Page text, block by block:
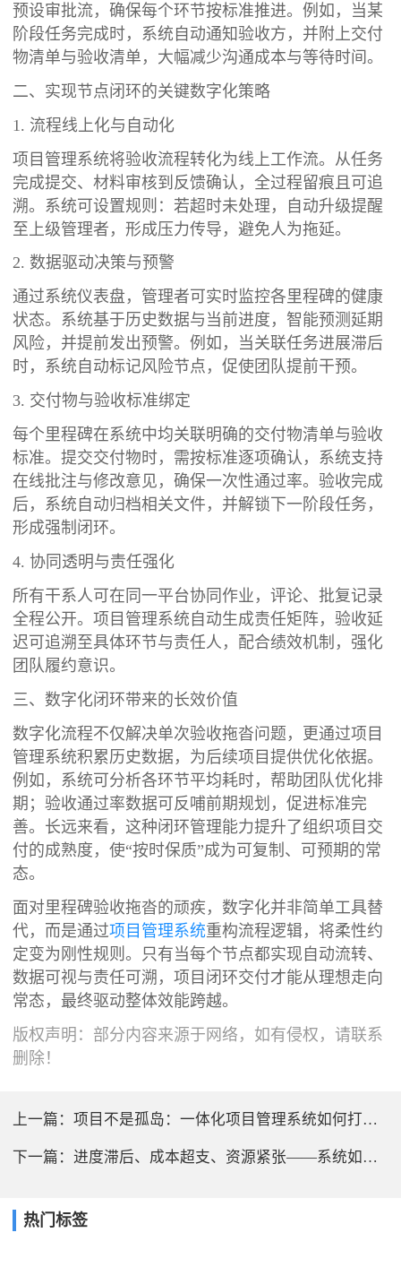
预设审批流，确保每个环节按标准推进。例如，当某
阶段任务完成时，系统自动通知验收方，并附上交付
物清单与验收清单，大幅减少沟通成本与等待时间。
二、实现节点闭环的关键数字化策略
1. 流程线上化与自动化
项目管理系统将验收流程转化为线上工作流。从任务
完成提交、材料审核到反馈确认，全过程留痕且可追
溯。系统可设置规则：若超时未处理，自动升级提醒
至上级管理者，形成压力传导，避免人为拖延。
2. 数据驱动决策与预警
通过系统仪表盘，管理者可实时监控各里程碑的健康
状态。系统基于历史数据与当前进度，智能预测延期
风险，并提前发出预警。例如，当关联任务进展滞后
时，系统自动标记风险节点，促使团队提前干预。
3. 交付物与验收标准绑定
每个里程碑在系统中均关联明确的交付物清单与验收
标准。提交交付物时，需按标准逐项确认，系统支持
在线批注与修改意见，确保一次性通过率。验收完成
后，系统自动归档相关文件，并解锁下一阶段任务，
形成强制闭环。
4. 协同透明与责任强化
所有干系人可在同一平台协同作业，评论、批复记录
全程公开。项目管理系统自动生成责任矩阵，验收延
迟可追溯至具体环节与责任人，配合绩效机制，强化
团队履约意识。
三、数字化闭环带来的长效价值
数字化流程不仅解决单次验收拖沓问题，更通过项目
管理系统积累历史数据，为后续项目提供优化依据。
例如，系统可分析各环节平均耗时，帮助团队优化排
期；验收通过率数据可反哺前期规划，促进标准完
善。长远来看，这种闭环管理能力提升了组织项目交
付的成熟度，使“按时保质”成为可复制、可预期的常
态。
面对里程碑验收拖沓的顽疾，数字化并非简单工具替
代，而是通过项目管理系统重构流程逻辑，将柔性约
定变为刚性规则。只有当每个节点都实现自动流转、
数据可视与责任可溯，项目闭环交付才能从理想走向
常态，最终驱动整体效能跨越。
版权声明：部分内容来源于网络，如有侵权，请联系
删除！
上一篇：项目不是孤岛：一体化项目管理系统如何打通企业运营全链路？
下一篇：进度滞后、成本超支、资源紧张——系统如何提前发出复合预警？
热门标签